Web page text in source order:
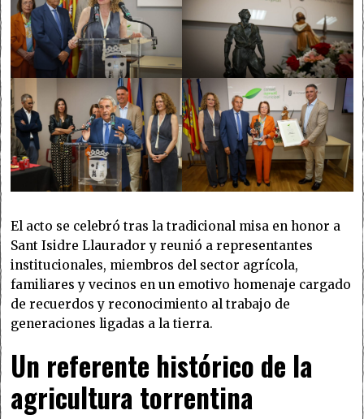
El acto se celebró tras la tradicional misa en honor a
Sant Isidre Llaurador y reunió a representantes
institucionales, miembros del sector agrícola,
familiares y vecinos en un emotivo homenaje cargado
de recuerdos y reconocimiento al trabajo de
generaciones ligadas a la tierra.
Un referente histórico de la
agricultura torrentina